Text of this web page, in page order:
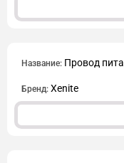
Название: Провод
Бренд: Xenite